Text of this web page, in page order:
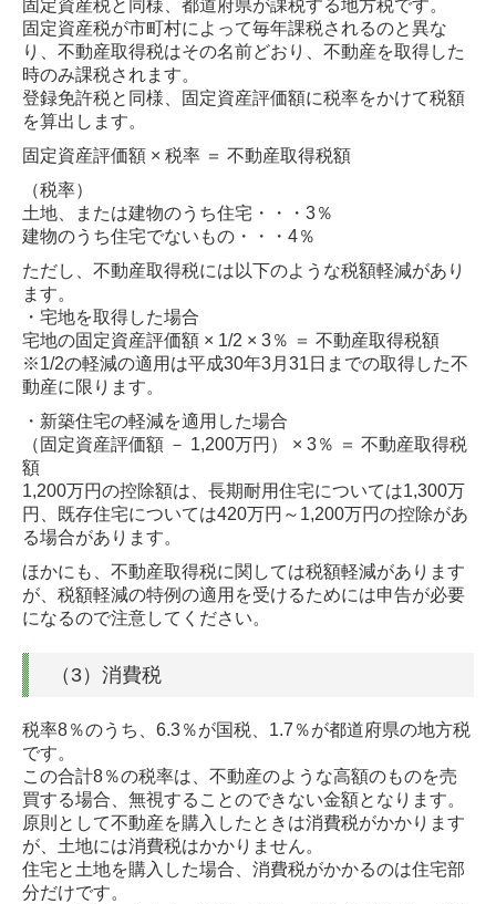
固定資産税と同様、都道府県が課税する地方税です。
固定資産税が市町村によって毎年課税されるのと異な
り、不動産取得税はその名前どおり、不動産を取得した
時のみ課税されます。
登録免許税と同様、固定資産評価額に税率をかけて税額
を算出します。
固定資産評価額 × 税率 ＝ 不動産取得税額
（税率）
土地、または建物のうち住宅・・・3％
建物のうち住宅でないもの・・・4％
ただし、不動産取得税には以下のような税額軽減があり
ます。
・宅地を取得した場合
宅地の固定資産評価額 × 1/2 × 3％ ＝ 不動産取得税額
※1/2の軽減の適用は平成30年3月31日までの取得した不
動産に限ります。
・新築住宅の軽減を適用した場合
（固定資産評価額 － 1,200万円） × 3％ ＝ 不動産取得税
額
1,200万円の控除額は、長期耐用住宅については1,300万
円、既存住宅については420万円～1,200万円の控除があ
る場合があります。
ほかにも、不動産取得税に関しては税額軽減があります
が、税額軽減の特例の適用を受けるためには申告が必要
になるので注意してください。
（3）消費税
税率8％のうち、6.3％が国税、1.7％が都道府県の地方税
です。
この合計8％の税率は、不動産のような高額のものを売
買する場合、無視することのできない金額となります。
原則として不動産を購入したときは消費税がかかります
が、土地には消費税はかかりません。
住宅と土地を購入した場合、消費税がかかるのは住宅部
分だけです。